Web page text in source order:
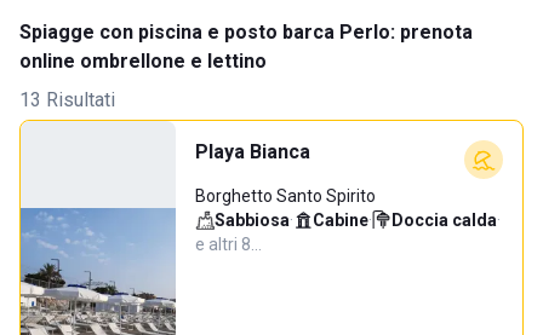
Spiagge con piscina e posto barca Perlo: prenota
online ombrellone e lettino
13 Risultati
Playa Bianca
Borghetto Santo Spirito
Sabbiosa· Cabine· Doccia calda·
e altri 8…